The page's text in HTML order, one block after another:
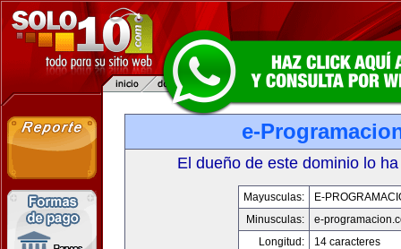
e-
El dueño de este dominio lo
Mayusculas:
E-
Minusculas:
e-
Longitud:
14 caracteres